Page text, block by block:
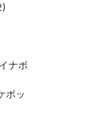
ナボ
ボッ